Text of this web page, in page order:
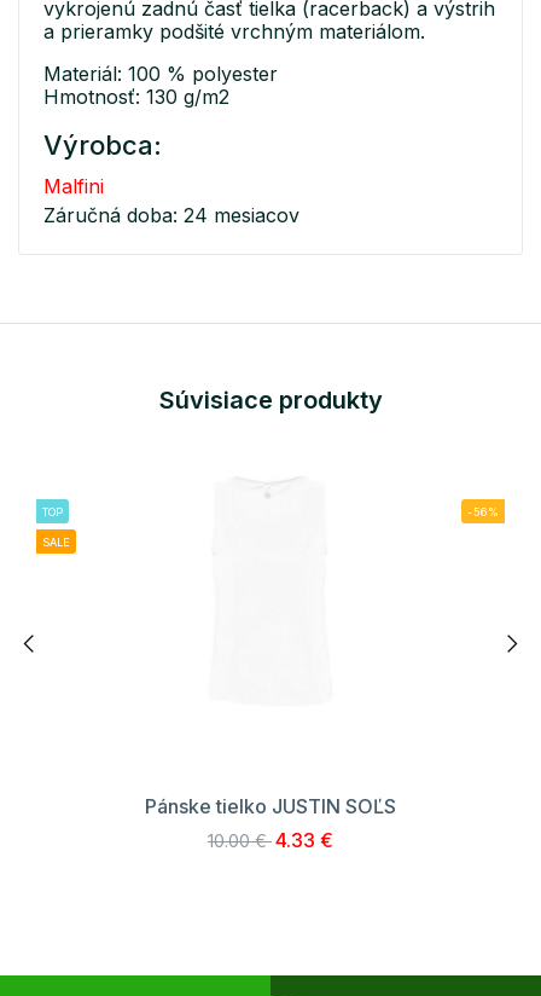
vykrojenú zadnú časť tielka (racerback) a výstrih
a prieramky podšité vrchným materiálom.
Materiál: 100 % polyester
Hmotnosť: 130 g/m2
Výrobca:
Malfini
Záručná doba: 24 mesiacov
Súvisiace produkty
TOP
SALE
-56%
Pánske tielko JUSTIN SOĽS
10.00 €4.33 €